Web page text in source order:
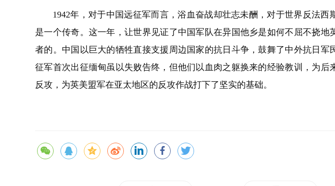
1942年，对于中国远征军而言，浴血奋战却壮志未酬，对于世界反法西
是一个传奇。这一年，让世界见证了中国军队在异国他乡是如何不屈不挠地
者的。中国以巨大的牺牲直接支援周边国家的抗日斗争，鼓舞了中外抗日军
征军首次出征缅甸虽以失败告终，但他们以血肉之躯换来的经验教训，为后
反攻，为英美盟军在亚太地区的反攻作战打下了坚实的基础。